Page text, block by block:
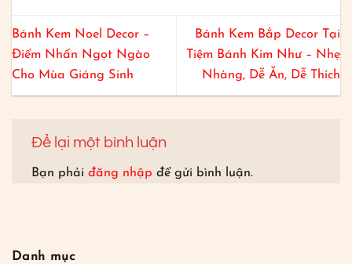
Bánh Kem Noel Decor –
Điểm Nhấn Ngọt Ngào
Cho Mùa Giáng Sinh
Bánh Kem Bắp Decor Tại
Tiệm Bánh Kim Như – Nhẹ
Nhàng, Dễ Ăn, Dễ Thích
Để lại một bình luận
Bạn phải đăng nhập để gửi bình luận.
Danh mục